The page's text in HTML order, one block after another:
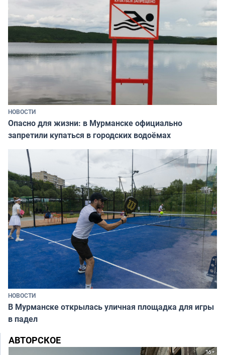
НОВОСТИ
Опасно для жизни: в Мурманске официально
запретили купаться в городских водоёмах
НОВОСТИ
В Мурманске открылась уличная площадка для игры
в падел
АВТОРСКОЕ